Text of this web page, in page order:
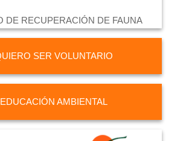
DE RECUPERACIÓN DE FAUNA
SER VOLUNTARIO
EDUCACIÓN AMBIENTAL